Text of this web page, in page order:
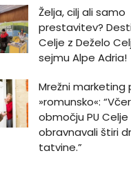
Želja, cilj ali samo
prestavitev?
Celje z Deželo
sejmu Alpe Adria!
Mrežni marketing
»romunsko«:
območju PU Celje
obravnavali štiri
tatvine.”